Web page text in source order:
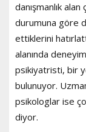
danışmanlık
durumuna göre
ettiklerini
alanında
psikiyatristi, bir
bulunuyor.
psikologlar ise
diyor.